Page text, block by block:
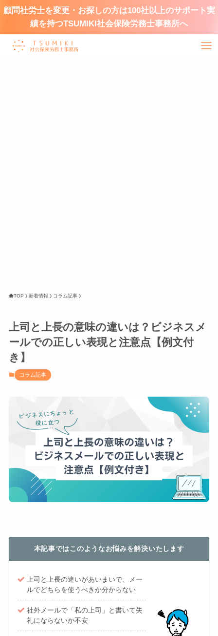
顧問社労士を変更・お探しの方は100社以上のサポート実
績を持つTSUMIKI社会保険労務士事務所へ
TOP 新着情報 コラム記事
上司と上長の意味の違いは？ビジネスメ
ールでの正しい表現と注意点【例文付
き】
コラム記事
本記事ではこのようなお悩みを解決いたします
上司と上長の違いがあいまいで、メー
ルでどちらを使うべきか分からない
社外メールで「私の上司」と書いて失
礼にならないか不安